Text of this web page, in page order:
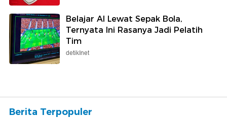
Belajar AI Lewat Sepak Bola,
Ternyata Ini Rasanya Jadi Pelatih
Tim
detikInet
Berita Terpopuler